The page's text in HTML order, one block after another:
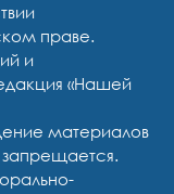
праве.
и
«Нашей
материалов